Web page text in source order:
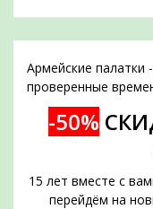
Армейские
проверенные
-50%
15 лет вместе с
перейдём на